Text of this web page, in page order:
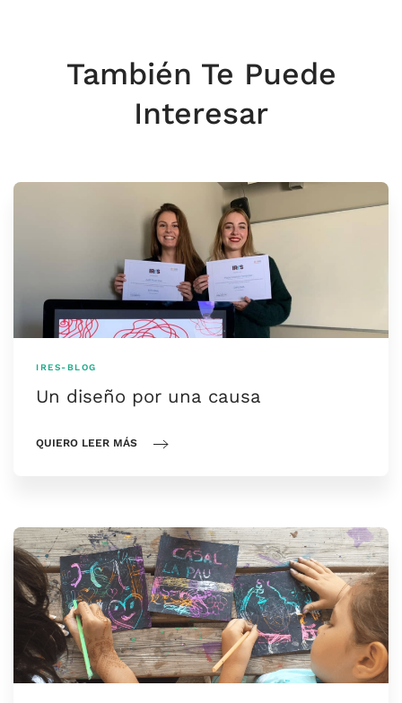
También Te Puede
Interesar
IRES-BLOG
Un diseño por una causa
QUIERO LEER MÁS